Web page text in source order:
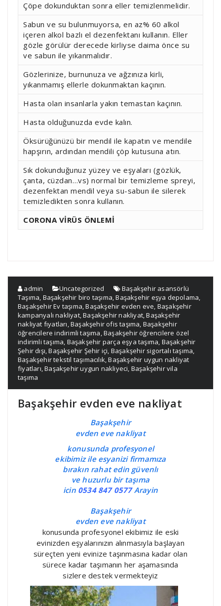
Çöpe dokunduktan sonra eller temizlenmelidir.
Sabun ve su bulunmuyorsa, en az% 60 alkol
içeren alkol bazlı el dezenfektanı kullanın. Eller
gözle görülür derecede kirliyse daima önce su
ve sabun ile yıkanmalıdır.
Gözlerinize, burnunuza ve ağzınıza kirli,
yıkanmamış ellerle dokunmaktan kaçının.
Hasta olan insanlarla yakın temastan kaçının.
Hasta olduğunuzda evde kalın.
Öksürüğünüzü bir mendil ile kapatın ve mendile
hapşırın, ardından mendili çöp kutusuna atın.
Sık dokunduğunuz yüzey ve eşyaları (gözlük,
çanta, cüzdan…vs) normal bir temizleme spreyi,
dezenfektan mendil veya su-sabun ile silerek
temizledikten sonra kullanın.
CORONA VİRÜS ÖNLEMİ
admin Uncategorized
Başakşehir asansörlü
Taşıma, Başakşehir biro taşıma,Başakşehir eşya depolama,
Başakşehir Ev taşıma,Başakşehir evden eve, Başakşehir
kampanyalı nakliyat,Başakşehir nakliyat,Başakşehir
nakliyat fıyatları,Başakşehir ofis taşıma, Başakşehir
öğrencilere indirimli taşıma,Başakşehir öğrencilere özel
indirimli taşıma, Başakşehir parça eşya taşıma, Başakşehir
Şehir dışı,Başakşehir Şehir içi, Başakşehir sigortalı taşıma,
Başakşehir tekstil taşımacılık,Başakşehir uygun nakliyat
fiyatları,Başakşehir uygun nakliyeci, Başakşehir vila
taşıma
Başakşehir evden eve nakliyat
Başakşehir
evden eve nakliyat
konusunda profesyonel
ekibimiz ile esyanizi firmamıza
bırakın rahat edin güvenlı
ve huzurlu bir taşıma
icin 0534 847 0577Arayin
Başakşehir
evden eve nakliyat
konusunda profesyonel ekibimiz ile eski
evinizden eşyalarınızın alınmasıyla başlayan
süreçten yeni evinize taşınmasına kadar olan
sürece kadar taşımanın her aşamasında
sizlere destek vermekteyiz